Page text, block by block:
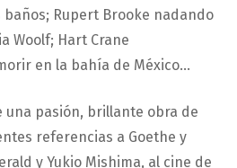
Rupert Brooke nadando
Woolf; Hart Crane
en la bahía de México…
una pasión, brillante obra de
referencias a Goethe y
y Yukio Mishima, al cine de